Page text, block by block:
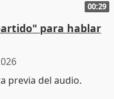
00:29
para hablar